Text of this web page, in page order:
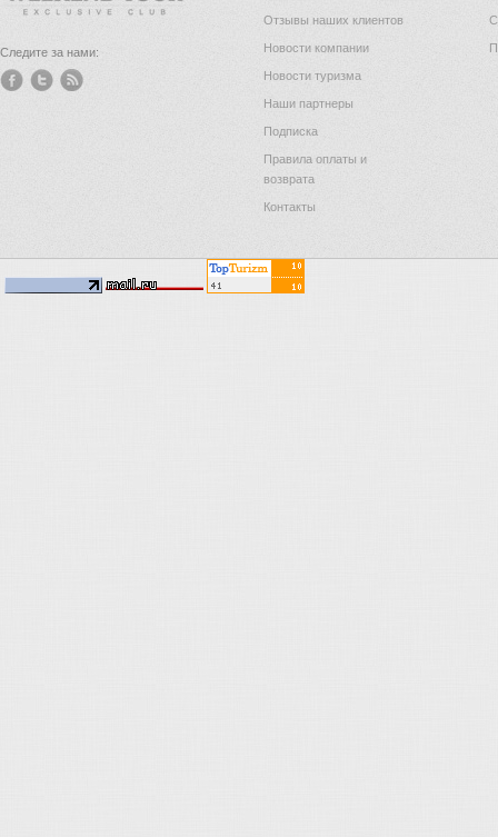
Следите за нами:
Отзывы наших клиентов
Новости компании
Новости туризма
Наши партнеры
Подписка
Правила оплаты и
возврата
Контакты